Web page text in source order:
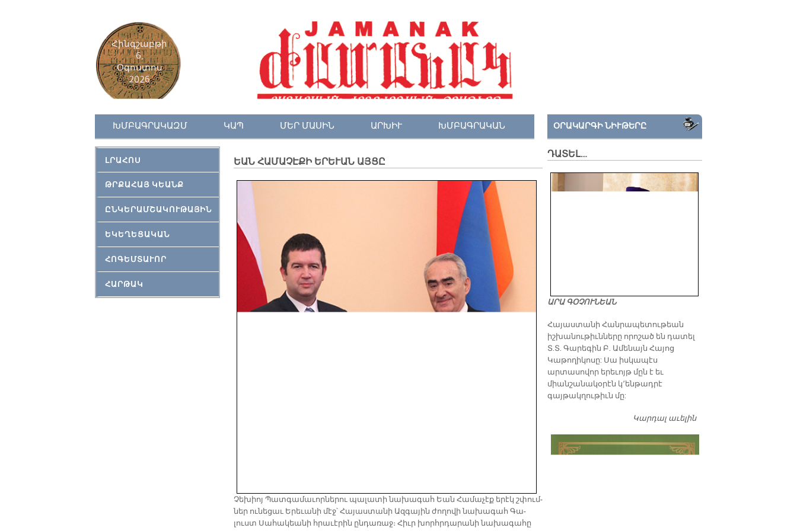
Հինգշաբթի
6,
Օգոստոս
2026
ԽՄԲԱԳՐԱԿԱԶՄ ԿԱՊ ՄԵՐ ՄԱՍԻՆ ԱՐԽԻՒ ԽՄԲԱԳՐԱԿԱՆ
ԼՐԱՀՈՍ
ԹՐՔԱՀԱՅ ԿԵԱՆՔ
ԸՆԿԵՐԱՄՇԱԿՈՒԹԱՅԻՆ
ԵԿԵՂԵՑԱԿԱՆ
ՀՈԳԵՄՏԱՒՈՐ
ՀԱՐԹԱԿ
ԵԱՆ ՀԱՄԱՉԷՔԻ ԵՐԵՒԱՆ ԱՅՑԸ
Չե­խիոյ Պատ­գա­մա­ւոր­նե­րու պա­լա­տի նա­խա­գահ Եան Հա­մա­չէք ե­րէկ շփում­
ներ ու­նե­ցաւ Ե­րե­ւա­նի մէջ՝ Հա­յաս­տա­նի Ազ­գա­յին ժո­ղո­վի նա­խա­գահ Գա­
լուստ Սա­հա­կեա­նի հրա­ւէ­րին ըն­դա­ռաջ։ Հիւր խորհր­դա­րա­նի նա­խա­գա­հը
ՕՐԱԿԱՐԳԻ ՆԻՒԹԵՐԸ
ԴԱՏԵԼ…
ԱՐԱ ԳՕՉՈՒՆԵԱՆ
​Հայաստանի Հանրապետութեան
իշխանութիւնները որոշած են դատել
Տ.Տ. Գարեգին Բ. Ամենայն Հայոց
Կաթողիկոսը: Սա իսկապէս
արտասովոր երեւոյթ մըն է եւ
միանշանակօրէն կ՚ենթադրէ
գայթակղութիւն մը:
Կարդալ աւելինԴատել…